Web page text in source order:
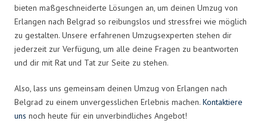
bieten maßgeschneiderte Lösungen an, um deinen Umzug von
Erlangen nach Belgrad so reibungslos und stressfrei wie möglich
zu gestalten. Unsere erfahrenen Umzugsexperten stehen dir
jederzeit zur Verfügung, um alle deine Fragen zu beantworten
und dir mit Rat und Tat zur Seite zu stehen.
Also, lass uns gemeinsam deinen Umzug von Erlangen nach
Belgrad zu einem unvergesslichen Erlebnis machen. Kontaktiere
uns noch heute für ein unverbindliches Angebot!